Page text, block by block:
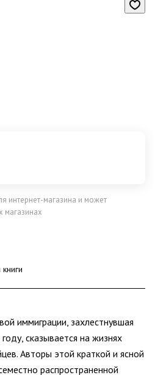
интернет-магазина и может
магазинах
иммиграции, захлестнувшая
сказывается на жизнях
Авторы этой краткой и ясной
распространенной